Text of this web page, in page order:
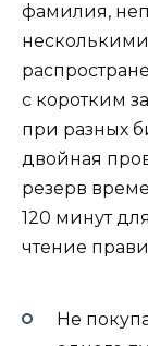
фамилия,
с коротким
при разных
двойная
резерв
120 минут
чтение
Не